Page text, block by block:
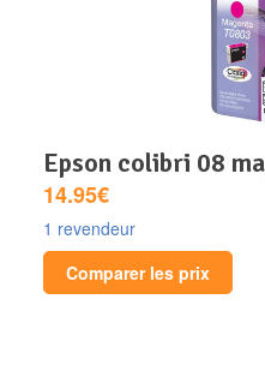
epson colibri 08
14.95€
1 revendeur
Comparer les prix